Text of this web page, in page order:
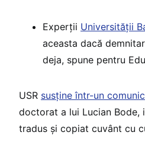
Experții Universității
aceasta dacă
deja, spune pentru
USR susține într-un
doctorat a lui Lucian Bode,
tradus și copiat cuvânt cu